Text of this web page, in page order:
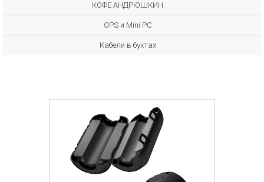
КОФЕ АНДРЮШКИН
OPS и Mini PC
Кабели в бухтах